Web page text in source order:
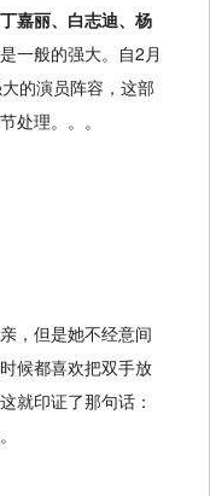
嘉丽、白志迪、杨
一般的强大。自2月
的演员阵容，这部
处理。。。
，但是她不经意间
候都喜欢把双手放
就印证了那句话：